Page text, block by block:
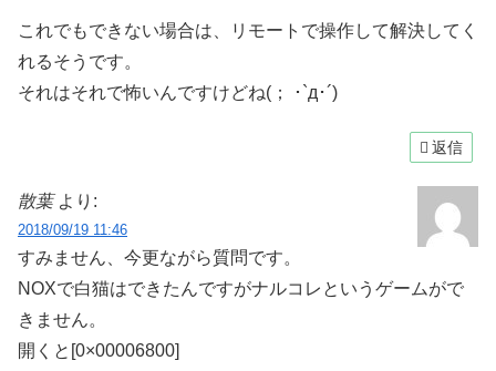
これでもできない場合は、リモートで操作して解決してく
れるそうです。
それはそれで怖いんですけどね(； ･`д･´)
返信
散葉 より:
2018/09/19 11:46
すみません、今更ながら質問です。
NOXで白猫はできたんですがナルコレというゲームがで
きません。
開くと[0×00006800]